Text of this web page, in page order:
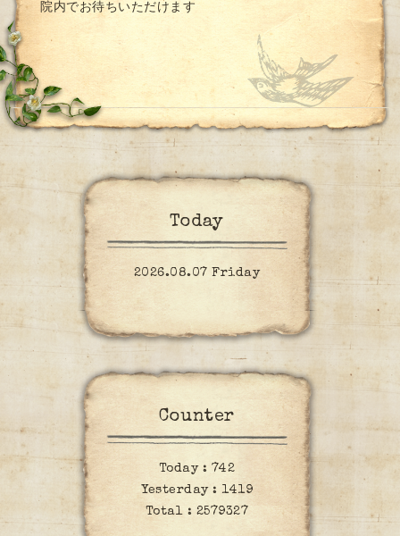
院内でお待ちいただけます
Today
2026.08.07 Friday
Counter
Today : 742
Yesterday : 1419
Total : 2579327